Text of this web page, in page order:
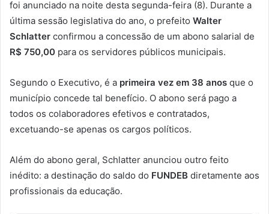
foi anunciado na noite desta segunda-feira (8). Durante a
última sessão legislativa do ano, o prefeito Walter
Schlatter confirmou a concessão de um abono salarial de
R$ 750,00 para os servidores públicos municipais.
Segundo o Executivo, é a primeira vez em 38 anos que o
município concede tal benefício. O abono será pago a
todos os colaboradores efetivos e contratados,
excetuando-se apenas os cargos políticos.
Além do abono geral, Schlatter anunciou outro feito
inédito: a destinação do saldo do FUNDEB diretamente aos
profissionais da educação.